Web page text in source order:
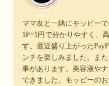
ママ友と一緒にモッピー
1P=1円で分かりやすく、
す。最近盛り上がった
ンチを楽しみました。ま
事があります。美容液や
できました。モッピーの